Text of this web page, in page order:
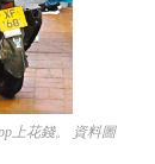
上花錢。 資料圖